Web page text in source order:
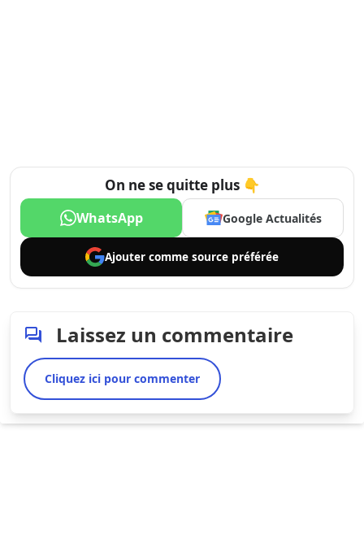
On ne se quitte plus 👇
WhatsApp Google Actualités
Ajouter comme source préférée
Laissez un commentaire
Cliquez ici pour commenter